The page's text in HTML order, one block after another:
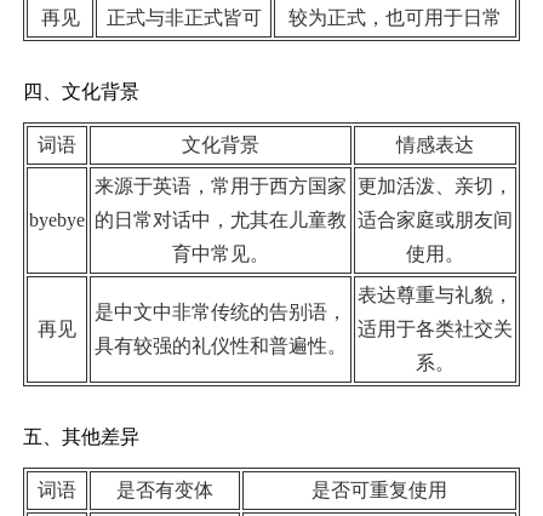
再见
正式与非正式皆可 较为正式，也可用于日常
四、文化背景
词语 文化背景 情感表达
byebye
来源于英语，常用于西方国家
的日常对话中，尤其在儿童教
育中常见。
更加活泼、亲切，
适合家庭或朋友间
使用。
再见
是中文中非常传统的告别语，
具有较强的礼仪性和普遍性。
表达尊重与礼貌，
适用于各类社交关
系。
五、其他差异
词语 是否有变体 是否可重复使用